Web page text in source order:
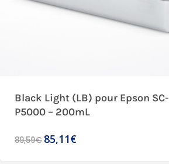
Black Light (LB) pour Epson SC-
P5000 – 200mL
89,59€ 85,11€